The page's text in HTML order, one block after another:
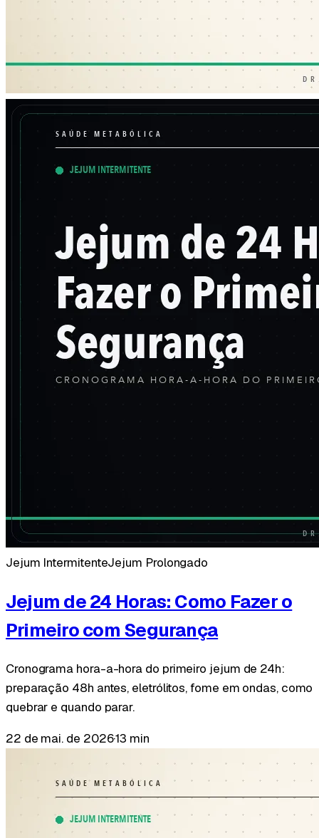
Jejum IntermitenteJejum Prolongado
Jejum de 24 Horas: Como Fazer o
Primeiro com Segurança
Cronograma hora-a-hora do primeiro jejum de 24h:
preparação 48h antes, eletrólitos, fome em ondas, como
quebrar e quando parar.
22 de mai. de 2026·13 min